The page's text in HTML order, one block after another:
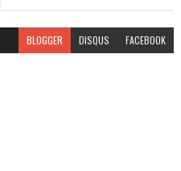
BLOGGER DISQUS FACEBOOK